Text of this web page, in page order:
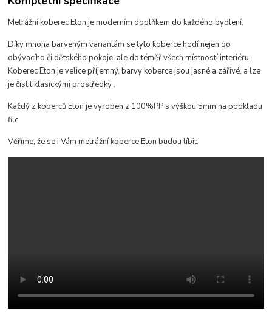
Metrážní koberec Eton je moderním doplňkem do každého bydlení.
Díky mnoha barveným variantám se tyto koberce hodínejen do
obývacího či dětského pokoje, ale do téměř všech místností interiéru.
Koberec Eton je velice příjemný, barvy koberce jsou jasné a zářivé, a lze
je čistit klasickými prostředky.
Každý z koberců Eton je vyroben z 100%PP s výškou 5mm na podkladu
filc.
Věříme, že se i Vám metrážní koberce Eton budou líbit.